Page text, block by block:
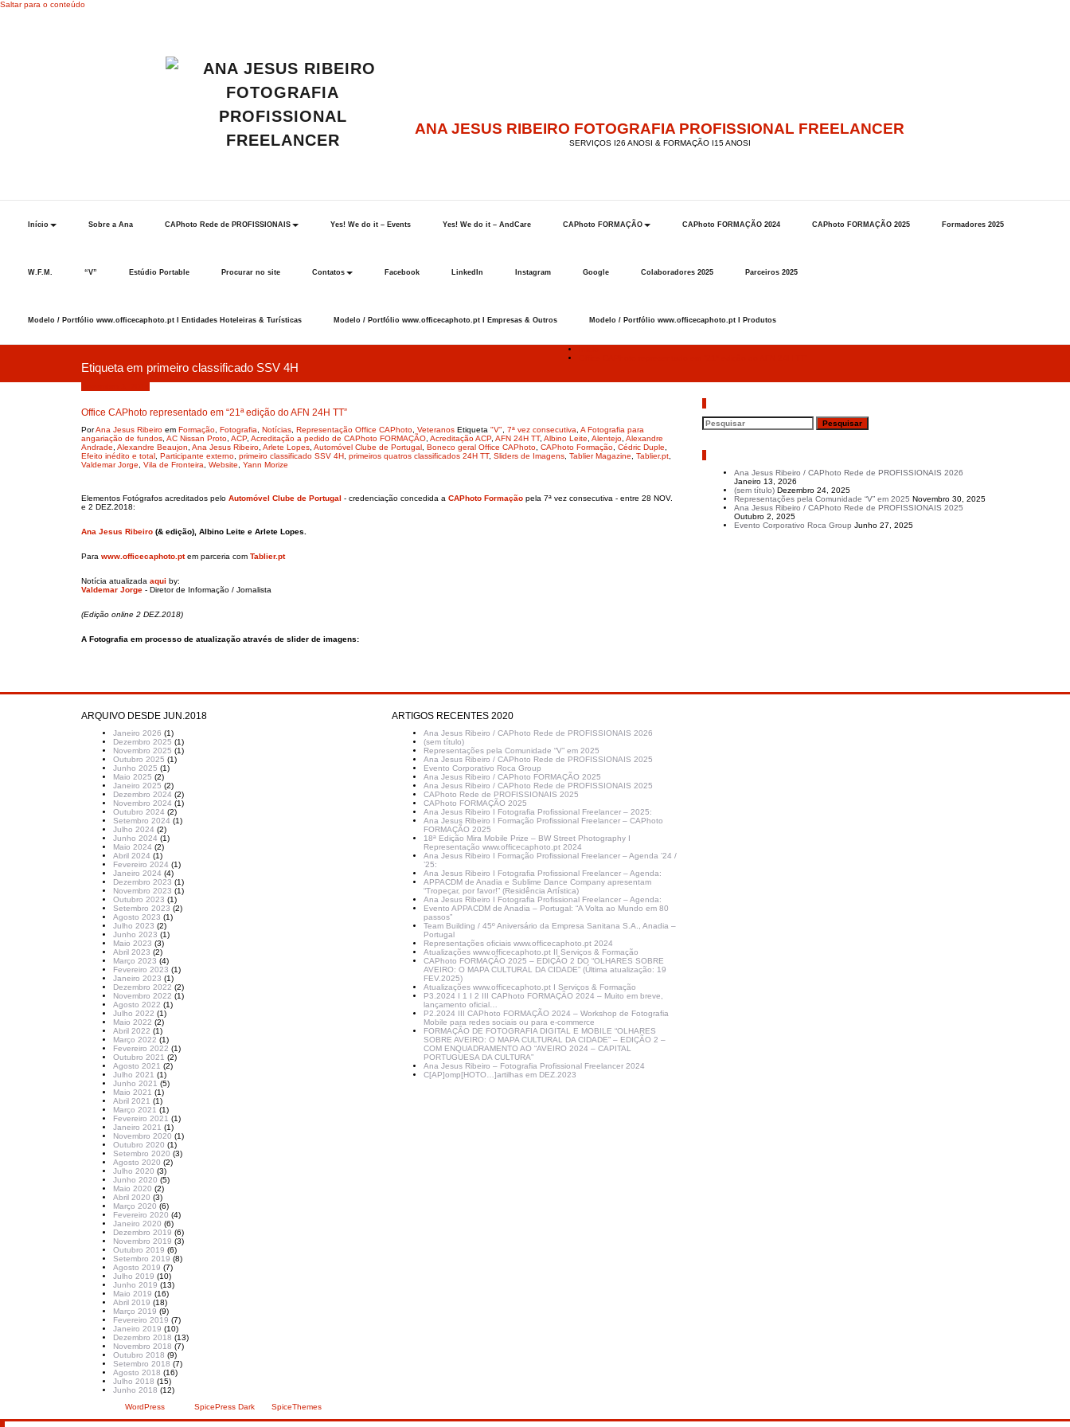
Saltar para o conteúdo
ANA JESUS RIBEIRO FOTOGRAFIA PROFISSIONAL FREELANCER
SERVIÇOS I26 ANOSI & FORMAÇÃO I15 ANOSI
Início Sobre a Ana CAPhoto Rede de PROFISSIONAIS Yes! We do it – Events Yes! We do it – AndCare CAPhoto FORMAÇÃO CAPhoto FORMAÇÃO 2024 CAPhoto FORMAÇÃO 2025 Formadores 2025
W.F.M. “V” Estúdio Portable Procurar no site Contatos Facebook LinkedIn Instagram Google Colaboradores 2025 Parceiros 2025
Modelo / Portfólio www.officecaphoto.pt I Entidades Hoteleiras & Turísticas Modelo / Portfólio www.officecaphoto.pt I Empresas & Outros Modelo / Portfólio www.officecaphoto.pt I Produtos
Etiqueta em primeiro classificado SSV 4H
Office CAPhoto representado em “21ª edição do AFN 24H TT”
PorAna Jesus Ribeiro em Formação Fotografia Notícias Representação Office CAPhoto Veteranos Etiqueta "V" 7ª vez consecutiva A Fotografia para
angariação de fundos AC Nissan Proto ACP, Acreditação a pedido de CAPhoto FORMAÇÃO Acreditação ACP, AFN 24H TT, Albino Leite Alentejo Alexandre
Andrade Alexandre Beaujon Ana Jesus Ribeiro Arlete Lopes Automóvel Clube de Portugal Boneco geral Office CAPhoto CAPhoto Formação Cédric Duple
Efeito inédito e total Participante externo primeiro classificado SSV 4H primeiros quatros classificados 24H TT, Sliders de Imagens Tablier Magazine Tablier.pt
Valdemar Jorge
Vila de Fronteira Website Yann Morize
Elementos Fotógrafos acreditados pelo Automóvel Clube de Portugal - credenciação concedida a CAPhoto Formação pela 7ª vez consecutiva - entre 28 NOV.
e 2 DEZ.2018:
Ana Jesus Ribeiro (& edição), Albino Leite e Arlete Lopes.
Para www.officecaphoto.pt em parceria com Tablier.pt
Notícia atualizada aqui by:
Valdemar Jorge - Diretor de Informação / Jornalista
(Edição online 2 DEZ.2018)
A Fotografia em processo de atualização através de slider de imagens:
Ana Jesus Ribeiro / CAPhoto Rede de PROFISSIONAIS 2026
Janeiro 13, 2026
(sem título) Dezembro 24, 2025
Representações pela Comunidade “V” em 2025 Novembro 30, 2025
Ana Jesus Ribeiro / CAPhoto Rede de PROFISSIONAIS 2025
Outubro 2, 2025
Evento Corporativo Roca Group Junho 27, 2025
ARQUIVO DESDE JUN.2018
Janeiro 2026 (1)
Dezembro 2025 (1)
Novembro 2025 (1)
Outubro 2025 (1)
Junho 2025 (1)
Maio 2025 (2)
Janeiro 2025 (2)
Dezembro 2024 (2)
Novembro 2024 (1)
Outubro 2024 (2)
Setembro 2024 (1)
Julho 2024 (2)
Junho 2024 (1)
Maio 2024 (2)
Abril 2024 (1)
Fevereiro 2024 (1)
Janeiro 2024 (4)
Dezembro 2023 (1)
Novembro 2023 (1)
Outubro 2023 (1)
Setembro 2023 (2)
Agosto 2023 (1)
Julho 2023 (2)
Junho 2023 (1)
Maio 2023 (3)
Abril 2023 (2)
Março 2023 (4)
Fevereiro 2023 (1)
Janeiro 2023 (1)
Dezembro 2022 (2)
Novembro 2022 (1)
Agosto 2022 (1)
Julho 2022 (1)
Maio 2022 (2)
Abril 2022 (1)
Março 2022 (1)
Fevereiro 2022 (1)
Outubro 2021 (2)
Agosto 2021 (2)
Julho 2021 (1)
Junho 2021 (5)
Maio 2021 (1)
Abril 2021 (1)
Março 2021 (1)
Fevereiro 2021 (1)
Janeiro 2021 (1)
Novembro 2020 (1)
Outubro 2020 (1)
Setembro 2020 (3)
Agosto 2020 (2)
Julho 2020 (3)
Junho 2020 (5)
Maio 2020 (2)
Abril 2020 (3)
Março 2020 (6)
Fevereiro 2020 (4)
Janeiro 2020 (6)
Dezembro 2019 (6)
Novembro 2019 (3)
Outubro 2019 (6)
Setembro 2019 (8)
Agosto 2019 (7)
Julho 2019 (10)
Junho 2019 (13)
Maio 2019 (16)
Abril 2019 (18)
Março 2019 (9)
Fevereiro 2019 (7)
Janeiro 2019 (10)
Dezembro 2018 (13)
Novembro 2018 (7)
Outubro 2018 (9)
Setembro 2018 (7)
Agosto 2018 (16)
Julho 2018 (15)
Junho 2018 (12)
ARTIGOS RECENTES 2020
Ana Jesus Ribeiro / CAPhoto Rede de PROFISSIONAIS 2026
(sem título)
Representações pela Comunidade “V” em 2025
Ana Jesus Ribeiro / CAPhoto Rede de PROFISSIONAIS 2025
Evento Corporativo Roca Group
Ana Jesus Ribeiro / CAPhoto FORMAÇÃO 2025
Ana Jesus Ribeiro / CAPhoto Rede de PROFISSIONAIS 2025
CAPhoto Rede de PROFISSIONAIS 2025
CAPhoto FORMAÇÃO 2025
Ana Jesus Ribeiro I Fotografia Profissional Freelancer – 2025:
Ana Jesus Ribeiro I Formação Profissional Freelancer – CAPhoto
FORMAÇÃO 2025
18ª Edição Mira Mobile Prize – BW Street Photography I
Representação www.officecaphoto.pt 2024
Ana Jesus Ribeiro I Formação Profissional Freelancer – Agenda ’24 /
’25:
Ana Jesus Ribeiro I Fotografia Profissional Freelancer – Agenda:
APPACDM de Anadia e Sublime Dance Company apresentam
“Tropeçar, por favor!” (Residência Artística)
Ana Jesus Ribeiro I Fotografia Profissional Freelancer – Agenda:
Evento APPACDM de Anadia – Portugal: “A Volta ao Mundo em 80
passos”
Team Building / 45º Aniversário da Empresa Sanitana S.A., Anadia –
Portugal
Representações oficiais www.officecaphoto.pt 2024
Atualizações www.officecaphoto.pt II Serviços & Formação
CAPhoto FORMAÇÃO 2025 – EDIÇÃO 2 DO “OLHARES SOBRE
AVEIRO: O MAPA CULTURAL DA CIDADE” (Última atualização: 19
FEV.2025)
Atualizações www.officecaphoto.pt I Serviços & Formação
P3.2024 I 1 I 2 III CAPhoto FORMAÇÃO 2024 – Muito em breve,
lançamento oficial…
P2.2024 III CAPhoto FORMAÇÃO 2024 – Workshop de Fotografia
Mobile para redes sociais ou para e-commerce
FORMAÇÃO DE FOTOGRAFIA DIGITAL E MOBILE “OLHARES
SOBRE AVEIRO: O MAPA CULTURAL DA CIDADE” – EDIÇÃO 2 –
COM ENQUADRAMENTO AO “AVEIRO 2024 – CAPITAL
PORTUGUESA DA CULTURA”
Ana Jesus Ribeiro – Fotografia Profissional Freelancer 2024
C[AP]omp[HOTO…]artilhas em DEZ.2023
WordPress SpicePress Dark SpiceThemes